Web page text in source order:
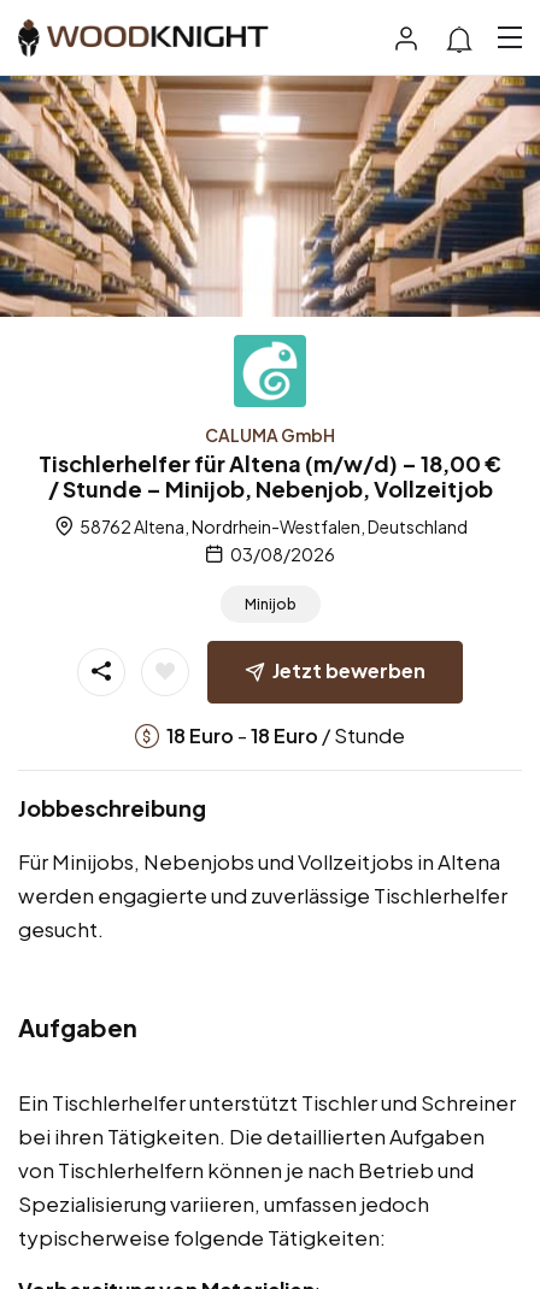
CALUMA GmbH
Tischlerhelfer für Altena (m/w/d) – 18,00 €
/ Stunde – Minijob, Nebenjob, Vollzeitjob
58762 Altena, Nordrhein-Westfalen, Deutschland
03/08/2026
Minijob
Jetzt bewerben
18 Euro -18 Euro / Stunde
Jobbeschreibung
Für Minijobs, Nebenjobs und Vollzeitjobs in Altena
werden engagierte und zuverlässige Tischlerhelfer
gesucht.
Aufgaben
Ein Tischlerhelfer unterstützt Tischler und Schreiner
bei ihren Tätigkeiten. Die detaillierten Aufgaben
von Tischlerhelfern können je nach Betrieb und
Spezialisierung variieren, umfassen jedoch
typischerweise folgende Tätigkeiten: